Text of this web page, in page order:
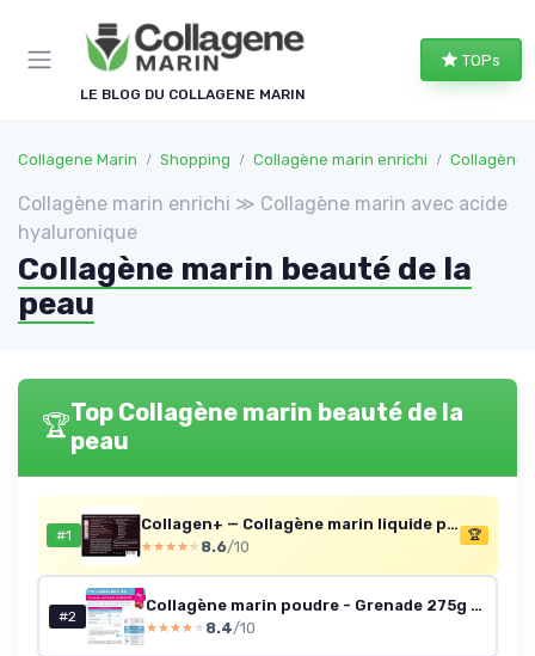
LE BLOG DU COLLAGENE MARIN
TOPs
Collagene Marin Shopping Collagène marin enrichi Collagène
Collagène marin enrichi ≫ Collagène marin avec acide
hyaluronique
Collagène marin beauté de la
peau
🏆Top Collagène marin beauté de la
peau
#1
Collagen+ — Collagène marin liquide pour femmes (10 x 20 ml)
★★★★★
★★★★★ 8.6/10
🏆
#2
Collagène marin poudre - Grenade 275g x2 (54 portions)
★★★★★
★★★★★ 8.4/10